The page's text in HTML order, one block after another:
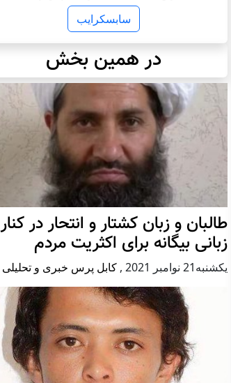
سابسکرایب
در همین بخش
طالبان و زبان کشتار و انتحار در کنار
زبانی بیگانه برای اکثریت مردم
يكشنبه21 نوامبر 2021 , کابل پرس خبری و تحلیلی